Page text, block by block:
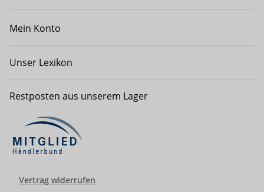
Mein Konto
Unser Lexikon
Restposten aus unserem Lager
Vertrag widerrufen